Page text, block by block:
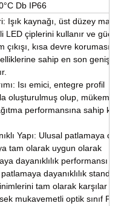
Db IP66
Işık kaynağı, üst düzey
LED çiplerini kullanır ve güç
çıkışı, kısa devre koruması
sahip en son geniş
Isı emici, entegre profil
oluşturulmuş olup, mükemmel
performansına sahip
Yapı: Ulusal patlamaya
tam olarak uygun olarak
dayanıklılık performansı
dayanıklılık
tam olarak karşılar ve
mukavemetli optik sınıf PC